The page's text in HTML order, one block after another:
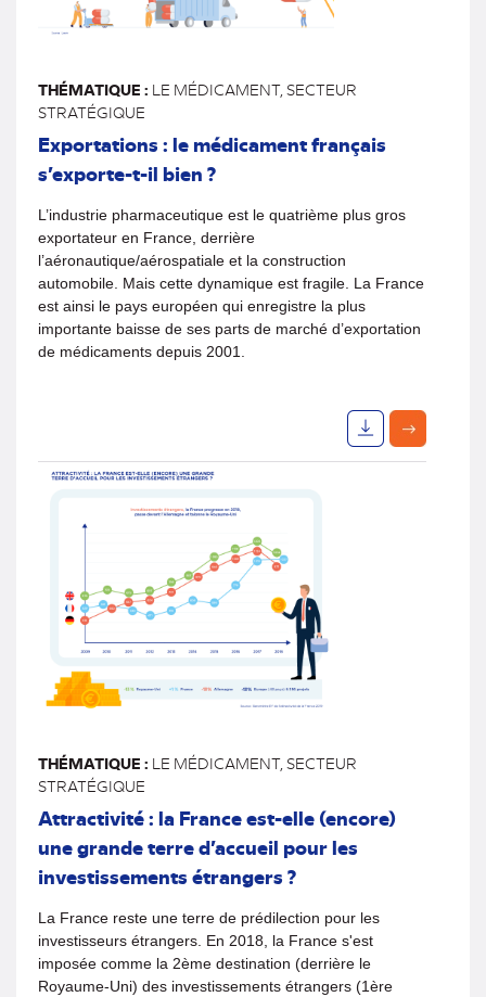
THÉMATIQUE : LE MÉDICAMENT, SECTEUR
STRATÉGIQUE
Exportations : le médicament français
s’exporte-t-il bien ?
L’industrie pharmaceutique est le quatrième plus gros
exportateur en France, derrière
l’aéronautique/aérospatiale et la construction
automobile. Mais cette dynamique est fragile. La France
est ainsi le pays européen qui enregistre la plus
importante baisse de ses parts de marché d’exportation
de médicaments depuis 2001.
THÉMATIQUE : LE MÉDICAMENT, SECTEUR
STRATÉGIQUE
Attractivité : la France est-elle (encore)
une grande terre d’accueil pour les
investissements étrangers ?
La France reste une terre de prédilection pour les
investisseurs étrangers. En 2018, la France s'est
imposée comme la 2ème destination (derrière le
Royaume-Uni) des investissements étrangers (1ère